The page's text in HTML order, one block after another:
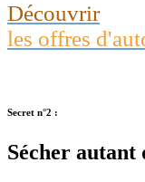
Découvrir
les offres
Secret n°2 :
Sécher autant